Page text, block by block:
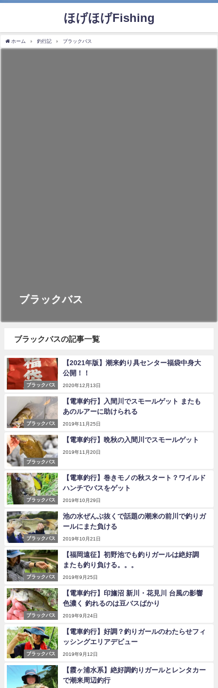
ほげほげFishing
ホーム 釣行記 ブラックバス
ブラックバス
ブラックバスの記事一覧
ブラックバス
【2021年版】潮来釣り具センター福袋中身大
公開！！
2020年12月13日
ブラックバス
【電車釣行】入間川でスモールゲット またも
あのルアーに助けられる
2019年11月25日
ブラックバス
【電車釣行】晩秋の入間川でスモールゲット
2019年11月20日
ブラックバス
【電車釣行】巻きモノの秋スタート？ワイルド
ハンチでバスをゲット
2019年10月29日
ブラックバス
池の水ぜんぶ抜くで話題の潮来の前川で釣りガ
ールにまた負ける
2019年10月21日
ブラックバス
【福岡遠征】初野池でも釣りガールは絶好調
またも釣り負ける。。。
2019年9月25日
ブラックバス
【電車釣行】印旛沼 新川・花見川 台風の影響
色濃く 釣れるのは豆バスばかり
2019年9月24日
ブラックバス
【電車釣行】好調？釣りガールのわたらせフィ
ッシングエリアデビュー
2019年9月12日
【霞ヶ浦水系】絶好調釣りガールとレンタカー
で潮来周辺釣行